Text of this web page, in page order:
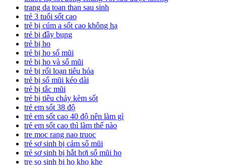
trang da toan than sau sinh
trẻ 3 tuổi sốt cao
trẻ bị cúm a sốt cao không hạ
trẻ bị đầy bụng
trẻ bị ho
trẻ bị ho sổ mũi
trẻ bị ho và sổ mũi
trẻ bị rối loạn tiêu hóa
trẻ bị sổ mũi kéo dài
trẻ bị tắc mũi
trẻ bị tiêu chảy kèm sốt
trẻ em sốt 38 độ
trẻ em sốt cao 40 độ nên làm gì
trẻ em sốt cao thì làm thế nào
tre moc rang nao truoc
trẻ sơ sinh bị cảm sổ mũi
trẻ sơ sinh bị hắt hơi sổ mũi ho
tre so sinh bi ho kho khe